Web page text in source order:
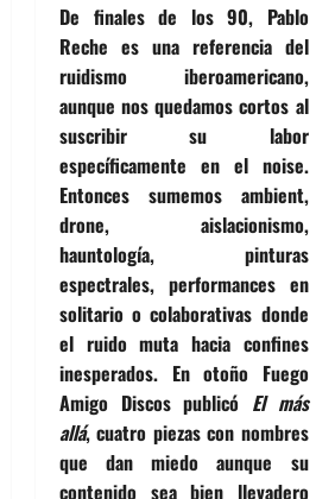
De finales de los 90, Pablo
Reche es una referencia del
ruidismo iberoamericano,
aunque nos quedamos cortos al
suscribir su labor
específicamente en el noise.
Entonces sumemos ambient,
drone, aislacionismo,
hauntología, pinturas
espectrales, performances en
solitario o colaborativas donde
el ruido muta hacia confines
inesperados. En otoño Fuego
Amigo Discospublicó El más
allá, cuatro piezas con nombres
que dan miedo aunque su
contenido sea bien llevadero